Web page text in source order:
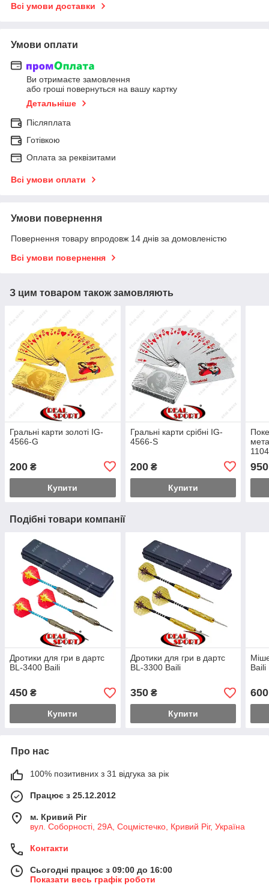
Всі умови доставки
Умови оплати
Ви отримаєте замовлення
або гроші повернуться на вашу картку
Детальніше
Післяплата
Готівкою
Оплата за реквізитами
Всі умови оплати
Умови повернення
Повернення товару впродовж 14 днів за домовленістю
Всі умови повернення
З цим товаром також замовляють
Гральні карти золоті IG-
4566-G
200 ₴
Купити
Гральні карти срібні IG-
4566-S
200₴
Купити
950
Подібні товари компанії
Дротики для гри в дартс
BL-3400 Baili
450 ₴
Купити
Дротики для гри в дартс
BL-3300 Baili
350₴
Купити
Baili
600
Про нас
100% позитивних з 31 відгука за рік
Працює з 25.12.2012
м. Кривий Ріг
вул. Соборності, 29А, Соцмістечко, Кривий Ріг, Україна
Контакти
Сьогодні працює з 09:00 до 16:00
Показати весь графік роботи